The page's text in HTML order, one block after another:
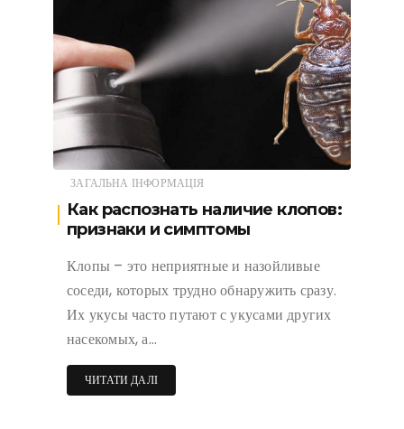
ЗАГАЛЬНА ІНФОРМАЦІЯ
Как распознать наличие клопов:
признаки и симптомы
Клопы – это неприятные и назойливые
соседи, которых трудно обнаружить сразу.
Их укусы часто путают с укусами других
насекомых, а…
ЧИТАТИ ДАЛІ